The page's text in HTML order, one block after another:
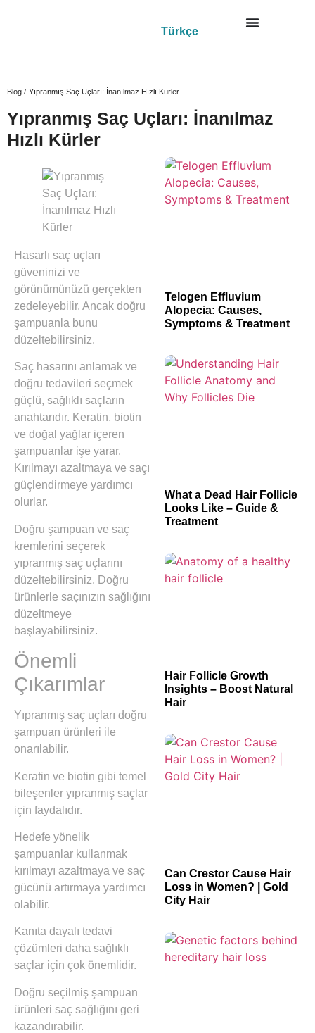
Türkçe
Blog / Yıpranmış Saç Uçları: İnanılmaz Hızlı Kürler
Yıpranmış Saç Uçları: İnanılmaz
Hızlı Kürler
Hasarlı saç uçları
güveninizi ve
görünümünüzü gerçekten
zedeleyebilir. Ancak doğru
şampuanla bunu
düzeltebilirsiniz.
Saç hasarını anlamak ve
doğru tedavileri seçmek
güçlü, sağlıklı saçların
anahtarıdır. Keratin, biotin
ve doğal yağlar içeren
şampuanlar işe yarar.
Kırılmayı azaltmaya ve saçı
güçlendirmeye yardımcı
olurlar.
Doğru şampuan ve saç
kremlerini seçerek
yıpranmış saç uçlarını
düzeltebilirsiniz. Doğru
ürünlerle saçınızın sağlığını
düzeltmeye
başlayabilirsiniz.
Önemli
Çıkarımlar
Yıpranmış saç uçları doğru
şampuan ürünleri ile
onarılabilir.
Keratin ve biotin gibi temel
bileşenler yıpranmış saçlar
için faydalıdır.
Hedefe yönelik
şampuanlar kullanmak
kırılmayı azaltmaya ve saç
gücünü artırmaya yardımcı
olabilir.
Kanıta dayalı tedavi
çözümleri daha sağlıklı
saçlar için çok önemlidir.
Doğru seçilmiş şampuan
ürünleri saç sağlığını geri
kazandırabilir.
Telogen Effluvium
Alopecia: Causes,
Symptoms & Treatment
What a Dead Hair Follicle
Looks Like – Guide &
Treatment
Hair Follicle Growth
Insights – Boost Natural
Hair
Can Crestor Cause Hair
Loss in Women? | Gold
City Hair